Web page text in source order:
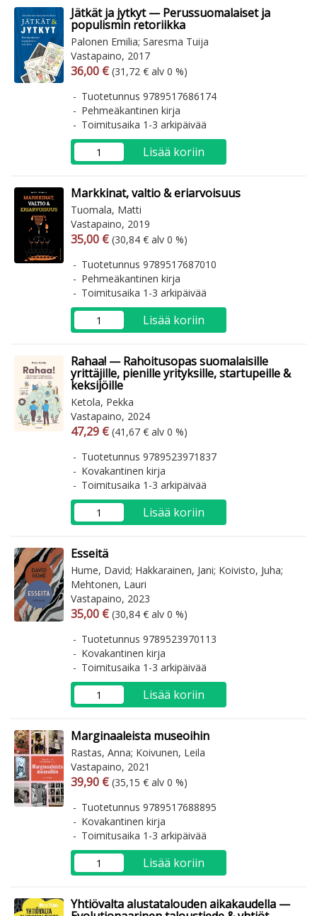
Jätkät ja jytkyt — Perussuomalaiset ja
populismin retoriikka
Palonen Emilia; Saresma Tuija
Vastapaino, 2017
Arvonlisäverollinen hinta
36,00 € Arvonlisäveroton hinta
(31,72 € alv 0 %)
Tuotetunnus 9789517686174
Pehmeäkantinen kirja
Toimitusaika 1-3 arkipäivää
Lisää koriin
Markkinat, valtio & eriarvoisuus
Tuomala, Matti
Vastapaino, 2019
Arvonlisäverollinen hinta
35,00 € Arvonlisäveroton hinta
(30,84 € alv 0 %)
Tuotetunnus 9789517687010
Pehmeäkantinen kirja
Toimitusaika 1-3 arkipäivää
Lisää koriin
Rahaa! — Rahoitusopas suomalaisille
yrittäjille, pienille yrityksille, startupeille &
keksijöille
Ketola, Pekka
Vastapaino, 2024
Arvonlisäverollinen hinta
47,29 € Arvonlisäveroton hinta
(41,67 € alv 0 %)
Tuotetunnus 9789523971837
Kovakantinen kirja
Toimitusaika 1-3 arkipäivää
Lisää koriin
Esseitä
Hume, David; Hakkarainen, Jani; Koivisto, Juha;
Mehtonen, Lauri
Vastapaino, 2023
Arvonlisäverollinen hinta
35,00 € Arvonlisäveroton hinta
(30,84 € alv 0 %)
Tuotetunnus 9789523970113
Kovakantinen kirja
Toimitusaika 1-3 arkipäivää
Lisää koriin
Marginaaleista museoihin
Rastas, Anna; Koivunen, Leila
Vastapaino, 2021
Arvonlisäverollinen hinta
39,90 € Arvonlisäveroton hinta
(35,15 € alv 0 %)
Tuotetunnus 9789517688895
Kovakantinen kirja
Toimitusaika 1-3 arkipäivää
Lisää koriin
Yhtiövalta alustatalouden aikakaudella —